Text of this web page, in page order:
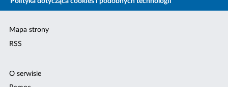
Mapa strony
RSS
O serwisie